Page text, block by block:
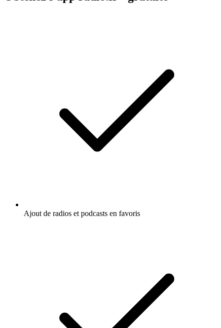
Ajout de radios et podcasts en favoris